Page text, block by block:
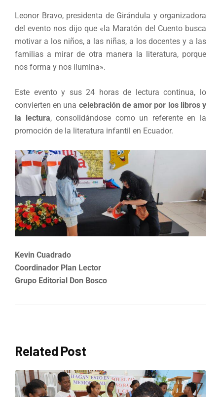
Leonor Bravo, presidenta de Girándula y organizadora
del evento nos dijo que «la Maratón del Cuento busca
motivar a los niños, a las niñas, a los docentes y a las
familias a mirar de otra manera la literatura, porque
nos forma y nos ilumina».
Este evento y sus 24 horas de lectura continua, lo
convierten en una celebración de amor por los libros y
la lectura, consolidándose como un referente en la
promoción de la literatura infantil en Ecuador.
Kevin Cuadrado
Coordinador Plan Lector
Grupo Editorial Don Bosco
Related Post